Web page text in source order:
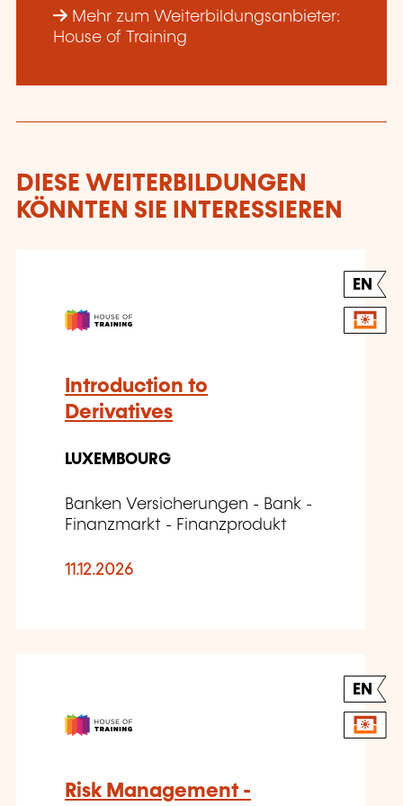
Mehr zum Weiterbildungsanbieter:
House of Training
DIESE WEITERBILDUNGEN
KÖNNTEN SIE INTERESSIEREN
EN
Introduction to
Derivatives
LUXEMBOURG
Banken Versicherungen - Bank -
Finanzmarkt - Finanzprodukt
11.12.2026
EN
Risk Management -